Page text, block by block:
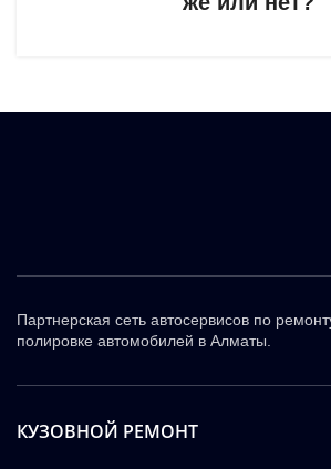
Партнерская сеть автосервисов по
полировке автомобилей в Алматы.
КУЗОВНОЙ РЕМОНТ